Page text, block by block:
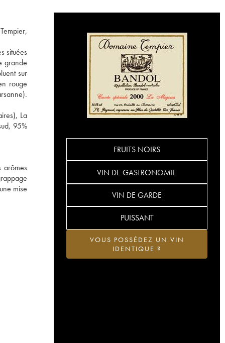
situées
grande
sur
rouge
La
95%
arômes
mise
FRUITS NOIRS
VIN DE GASTRONOMIE
VIN DE GARDE
PUISSANT
VOUS POSSÉDEZ UN VIN
IDENTIQUE ?